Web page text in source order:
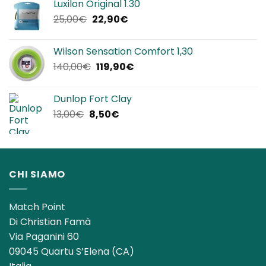
era:
12,00€.
è:
8,50€.
Luxilon Original 1.30
25,00€ Il
era:
25,00€.
22,90€Il
è:
22,90€.
Wilson Sensation Comfort 1,30
140,00€ Il
era:
140,00€.
119,90€Il
Dunlop Fort Clay
13,00€ Il
era:
8,50€Il
è:
CHI SIAMO
Match Point
Di Christian Famà
Via Paganini 60
09045 Quartu S’Elena (CA)